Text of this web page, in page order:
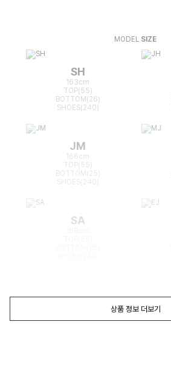
MODEL SIZE
SH
163cm
TOP(55)
BOTTOM(26)
SHOES(240)
JM
166cm
TOP(55)
BOTTOM(25)
SA
상품 정보 더보기